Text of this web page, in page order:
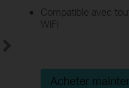
Compatible avec
WiFi
Acheter